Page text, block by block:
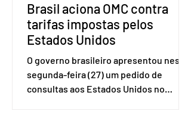
Brasil aciona OMC contra
tarifas impostas pelos
Estados Unidos
O governo brasileiro apresentou nesta
segunda-feira (27) um pedido de
consultas aos Estados Unidos no